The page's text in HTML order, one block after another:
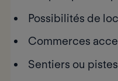
Possibilités de
Commerces
Sentiers ou